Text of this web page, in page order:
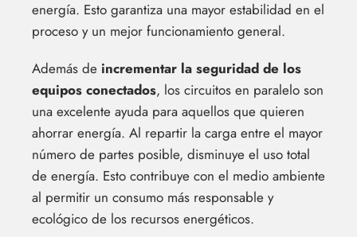
energía. Esto garantiza una mayor estabilidad en el
proceso y un mejor funcionamiento general.
Además de incrementar la seguridad de los
equipos conectados, los circuitos en paralelo son
una excelente ayuda para aquellos que quieren
ahorrar energía. Al repartir la carga entre el mayor
número de partes posible, disminuye el uso total
de energía. Esto contribuye con el medio ambiente
al permitir un consumo más responsable y
ecológico de los recursos energéticos.